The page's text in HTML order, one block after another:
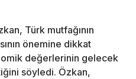
Türk mutfağının
önemine dikkat
değerlerinin gelecek
söyledi. Özkan,